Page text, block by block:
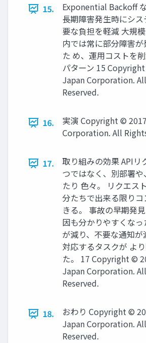
15.
Exponential Backoff
長期障害発生時にシ
要な負担を軽減 大規
内では常に部分障害
た め、運用コストを
パターン 15
Japan Corporation.
Reserved.
16.
実演 Copyright ©
Corporation. All
17.
取り組みの効果 APIリ
つではなく、別部署や
たり 色々。 リクエス
分たちで出来る限り
きる。 事故の早期発
因も分かりやすくな
が減り、不要な通知が
対応するタスクが よ
た。 17 Copyright ©
Japan Corporation.
Reserved.
18.
おわり Copyright ©
Japan Corporation.
Reserved.